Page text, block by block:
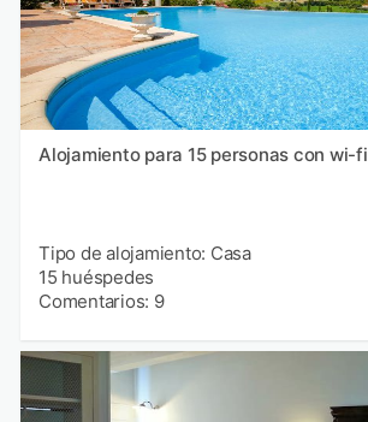
Alojamiento para 15 personas con wi-fi
Tipo de alojamiento: Casa
15 huéspedes
Comentarios: 9